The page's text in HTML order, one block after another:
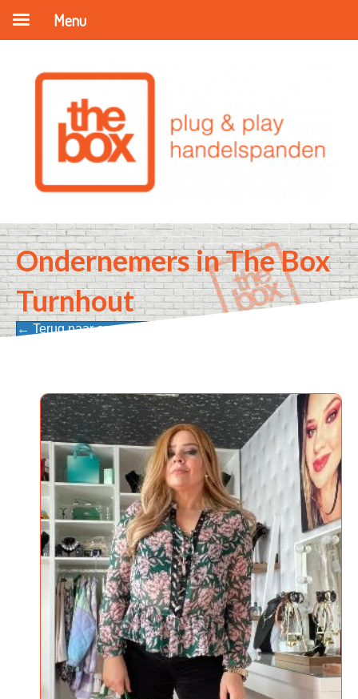
Ondernemers in The Box
Turnhout
← Terug naar onze ondernemers
Menu